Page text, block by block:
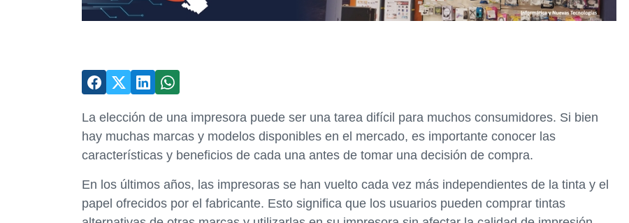
La elección de una impresora puede ser una tarea difícil para muchos consumidores. Si bien
hay muchas marcas y modelos disponibles en el mercado, es importante conocer las
características y beneficios de cada una antes de tomar una decisión de compra.
En los últimos años, las impresoras se han vuelto cada vez más independientes de la tinta y el
papel ofrecidos por el fabricante. Esto significa que los usuarios pueden comprar tintas